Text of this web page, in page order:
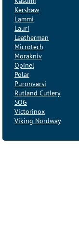
Kershaw
Lammi
Lauri
Leatherman
Microtech
Morakniv
Opinel
Polar
Puronvarsi
Rutland Cutlery
SOG
Victorinox
Viking Nordway